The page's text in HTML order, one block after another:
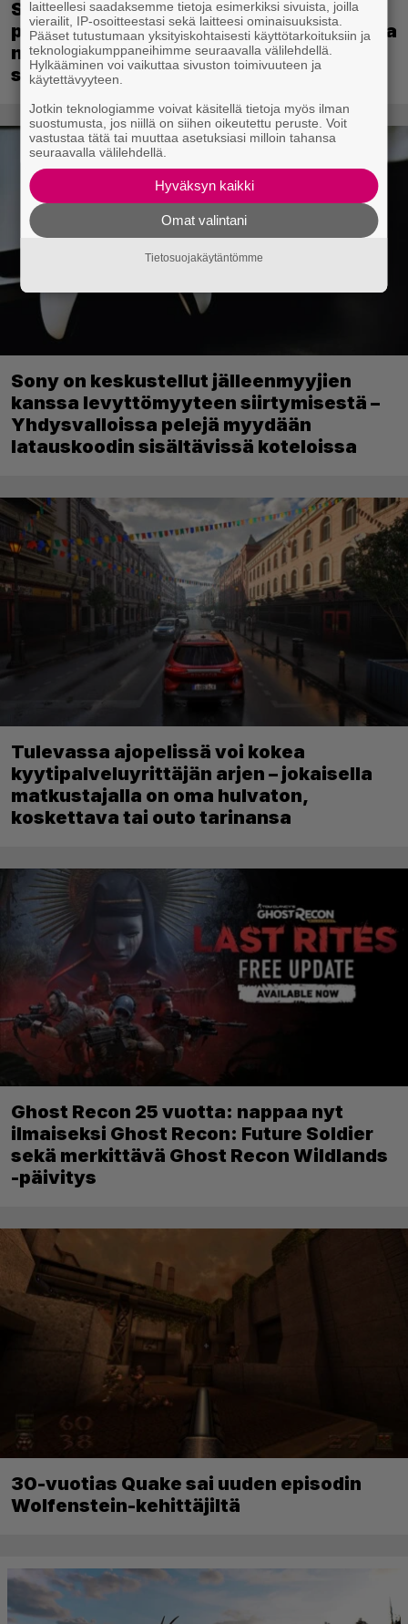
Sony kertoo kuulleensa PlayStation-
pelilevyjen valmistuksen lopettamisesta
nousseen kritiikin – aikoo silti pysyä
suunnitelmassaan
Sony on keskustellut jälleenmyyjien
kanssa levyttömyyteen siirtymisestä –
Yhdysvalloissa pelejä myydään
latauskoodin sisältävissä koteloissa
Tulevassa ajopelissä voi kokea
kyytipalveluyrittäjän arjen – jokaisella
matkustajalla on oma hulvaton,
koskettava tai outo tarinansa
Ghost Recon 25 vuotta: nappaa nyt
ilmaiseksi Ghost Recon: Future Soldier
sekä merkittävä Ghost Recon Wildlands
-päivitys
30-vuotias Quake sai uuden episodin
Wolfenstein-kehittäjiltä
laitteellesi saadaksemme tietoja esimerkiksi sivuista, joilla
vierailit, IP-osoitteestasi sekä laitteesi ominaisuuksista.
Pääset tutustumaan yksityiskohtaisesti käyttötarkoituksiin ja
teknologiakumppaneihimme seuraavalla välilehdellä.
Hylkääminen voi vaikuttaa sivuston toimivuuteen ja
käytettävyyteen.
Jotkin teknologiamme voivat käsitellä tietoja myös ilman
suostumusta, jos niillä on siihen oikeutettu peruste. Voit
vastustaa tätä tai muuttaa asetuksiasi milloin tahansa
seuraavalla välilehdellä.
Hyväksyn kaikki
Omat valintani
Tietosuojakäytäntömme